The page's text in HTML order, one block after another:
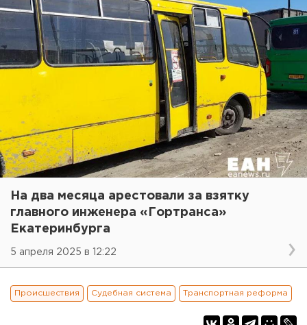
На два месяца арестовали за взятку
главного инженера «Гортранса»
Екатеринбурга
5 апреля 2025 в 12:22
Происшествия Судебная система Транспортная реформа